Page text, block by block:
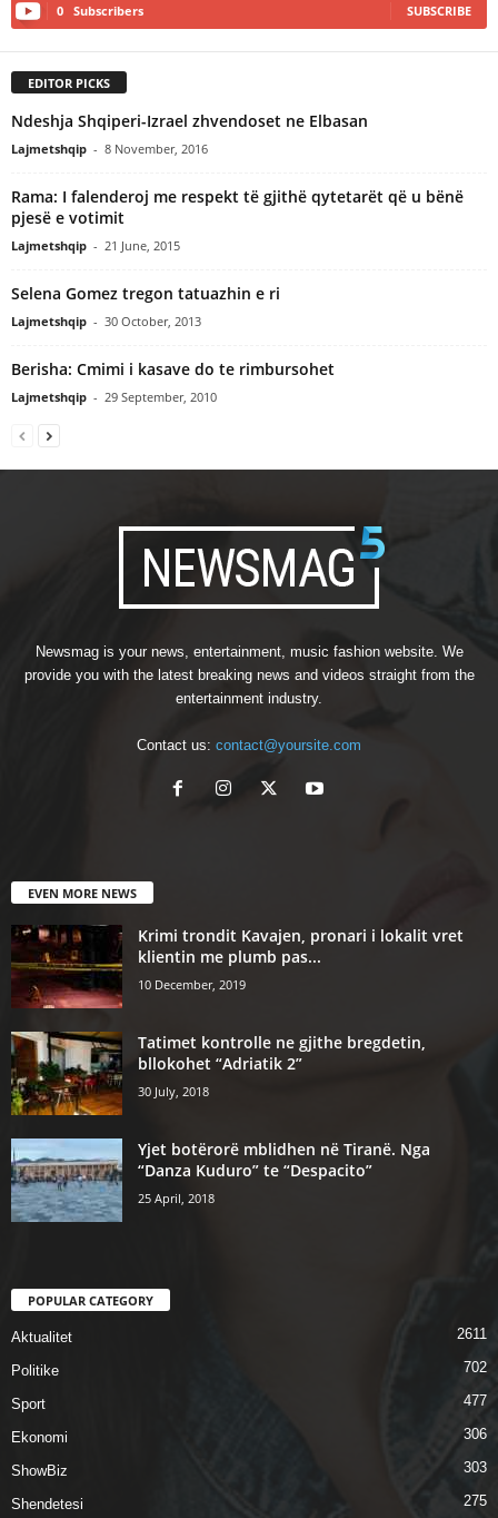
0 Subscribers SUBSCRIBE
EDITOR PICKS
Ndeshja Shqiperi-Izrael zhvendoset ne Elbasan
Lajmetshqip - 8 November, 2016
Rama: I falenderoj me respekt të gjithë qytetarët që u bënë
pjesë e votimit
Lajmetshqip - 21 June, 2015
Selena Gomez tregon tatuazhin e ri
Lajmetshqip - 30 October, 2013
Berisha: Cmimi i kasave do te rimbursohet
Lajmetshqip - 29 September, 2010
Newsmag is your news, entertainment, music fashion website. We
provide you with the latest breaking news and videos straight from the
entertainment industry.
Contact us: contact@yoursite.com
EVEN MORE NEWS
Krimi trondit Kavajen, pronari i lokalit vret
klientin me plumb pas...
10 December, 2019
Tatimet kontrolle ne gjithe bregdetin,
bllokohet “Adriatik 2”
30 July, 2018
Yjet botërorë mblidhen në Tiranë. Nga
“Danza Kuduro” te “Despacito”
25 April, 2018
POPULAR CATEGORY
Aktualitet 2611
Politike 702
Sport 477
Ekonomi 306
ShowBiz 303
Shendetesi 275